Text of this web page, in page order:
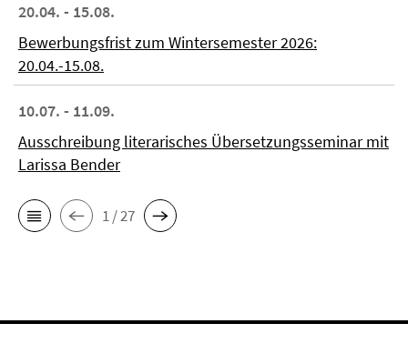
20.04. - 15.08.
Bewerbungsfrist zum Wintersemester 2026:
20.04.-15.08.
10.07. - 11.09.
Ausschreibung literarisches Übersetzungsseminar mit
Larissa Bender
1 / 27